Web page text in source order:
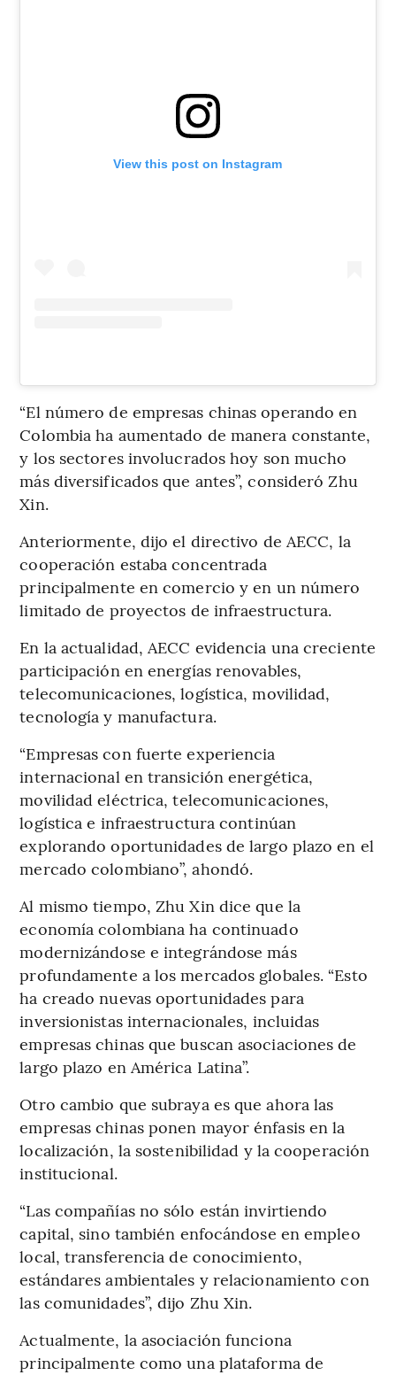
View this post on Instagram
“El número de empresas chinas operando en
Colombia ha aumentado de manera constante,
y los sectores involucrados hoy son mucho
más diversificados que antes”, consideró Zhu
Xin.
Anteriormente, dijo el directivo de AECC, la
cooperación estaba concentrada
principalmente en comercio y en un número
limitado de proyectos de infraestructura.
En la actualidad, AECC evidencia una creciente
participación en energías renovables,
telecomunicaciones, logística, movilidad,
tecnología y manufactura.
“Empresas con fuerte experiencia
internacional en transición energética,
movilidad eléctrica, telecomunicaciones,
logística e infraestructura continúan
explorando oportunidades de largo plazo en el
mercado colombiano”, ahondó.
Al mismo tiempo, Zhu Xin dice que la
economía colombiana ha continuado
modernizándose e integrándose más
profundamente a los mercados globales. “Esto
ha creado nuevas oportunidades para
inversionistas internacionales, incluidas
empresas chinas que buscan asociaciones de
largo plazo en América Latina”.
Otro cambio que subraya es que ahora las
empresas chinas ponen mayor énfasis en la
localización, la sostenibilidad y la cooperación
institucional.
“Las compañías no sólo están invirtiendo
capital, sino también enfocándose en empleo
local, transferencia de conocimiento,
estándares ambientales y relacionamiento con
las comunidades”, dijo Zhu Xin.
Actualmente, la asociación funciona
principalmente como una plataforma de